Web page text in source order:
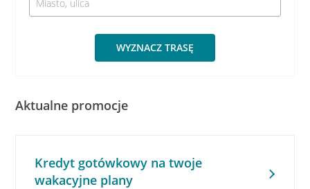
WYZNACZ TRASĘ
Aktualne promocje
Kredyt gotówkowy na twoje
wakacyjne plany